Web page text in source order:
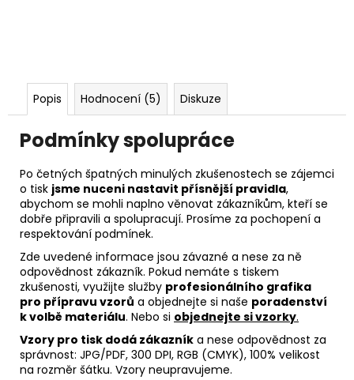
Popis Hodnocení (5) Diskuze
Podmínky spolupráce
Po četných špatných minulých zkušenostech se zájemci
o tisk jsme nuceni nastavit přísnější pravidla,
abychom se mohli naplno věnovat zákazníkům, kteří se
dobře připravili a spolupracují. Prosíme za pochopení a
respektování podmínek.
Zde uvedené informace jsou závazné a nese za ně
odpovědnost zákazník. Pokud nemáte s tiskem
zkušenosti, využijte služby profesionálního grafika
pro přípravu vzorů a objednejte si naše poradenství
k volbě materiálu. Nebo si objednejte si vzorky.
Vzory pro tisk dodá zákazník a nese odpovědnost za
správnost: JPG/PDF, 300 DPI, RGB (CMYK), 100% velikost
na rozměr šátku. Vzory neupravujeme.